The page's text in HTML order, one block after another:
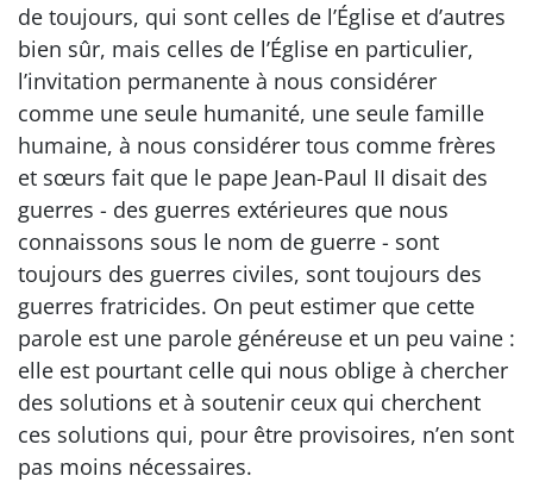
de toujours, qui sont celles de l’Église et d’autres
bien sûr, mais celles de l’Église en particulier,
l’invitation permanente à nous considérer
comme une seule humanité, une seule famille
humaine, à nous considérer tous comme frères
et sœurs fait que le pape Jean-Paul II disait des
guerres - des guerres extérieures que nous
connaissons sous le nom de guerre - sont
toujours des guerres civiles, sont toujours des
guerres fratricides. On peut estimer que cette
parole est une parole généreuse et un peu vaine :
elle est pourtant celle qui nous oblige à chercher
des solutions et à soutenir ceux qui cherchent
ces solutions qui, pour être provisoires, n’en sont
pas moins nécessaires.